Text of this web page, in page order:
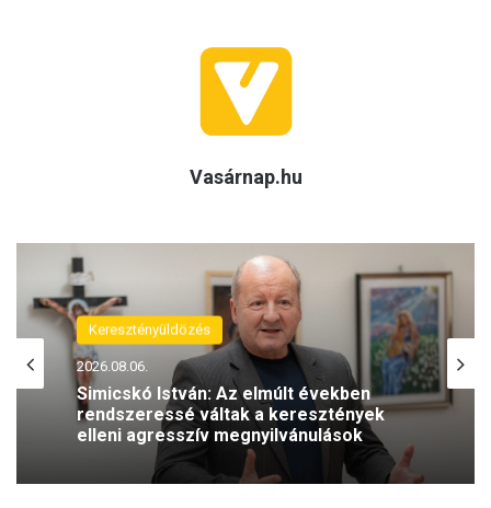
Vasárnap.hu
Keresztényüldözés
2026.08.06.
Simicskó István: Az elmúlt években
rendszeressé váltak a keresztények
elleni agresszív megnyilvánulások